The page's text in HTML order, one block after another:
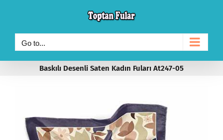
content
Go to...
Baskılı Desenli Saten Kadın Fuları At247-05